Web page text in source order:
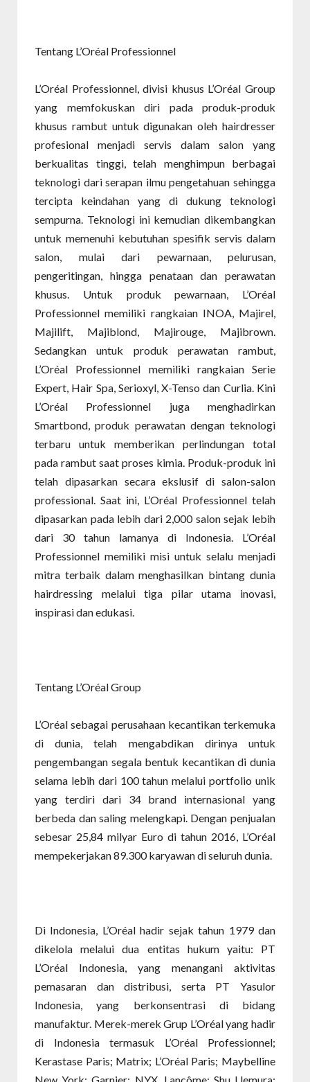
Tentang L’Oréal Professionnel
L’Oréal Professionnel, divisi khusus L’Oréal Group
yang memfokuskan diri pada produk-produk
khusus rambut untuk digunakan oleh hairdresser
profesional menjadi servis dalam salon yang
berkualitas tinggi, telah menghimpun berbagai
teknologi dari serapan ilmu pengetahuan sehingga
tercipta keindahan yang di dukung teknologi
sempurna. Teknologi ini kemudian dikembangkan
untuk memenuhi kebutuhan spesifik servis dalam
salon, mulai dari pewarnaan, pelurusan,
pengeritingan, hingga penataan dan perawatan
khusus. Untuk produk pewarnaan, L’Oréal
Professionnel memiliki rangkaian INOA, Majirel,
Majilift, Majiblond, Majirouge, Majibrown.
Sedangkan untuk produk perawatan rambut,
L’Oréal Professionnel memiliki rangkaian Serie
Expert, Hair Spa, Serioxyl, X-Tenso dan Curlia. Kini
L’Oréal Professionnel juga menghadirkan
Smartbond, produk perawatan dengan teknologi
terbaru untuk memberikan perlindungan total
pada rambut saat proses kimia. Produk-produk ini
telah dipasarkan secara ekslusif di salon-salon
professional. Saat ini, L’Oréal Professionnel telah
dipasarkan pada lebih dari 2,000 salon sejak lebih
dari 30 tahun lamanya di Indonesia. L’Oréal
Professionnel memiliki misi untuk selalu menjadi
mitra terbaik dalam menghasilkan bintang dunia
hairdressing melalui tiga pilar utama inovasi,
inspirasi dan edukasi.
Tentang L’Oréal Group
L’Oréal sebagai perusahaan kecantikan terkemuka
di dunia, telah mengabdikan dirinya untuk
pengembangan segala bentuk kecantikan di dunia
selama lebih dari 100 tahun melalui portfolio unik
yang terdiri dari 34 brand internasional yang
berbeda dan saling melengkapi. Dengan penjualan
sebesar 25,84 milyar Euro di tahun 2016, L’Oréal
mempekerjakan 89.300 karyawan di seluruh dunia.
Di Indonesia, L’Oréal hadir sejak tahun 1979 dan
dikelola melalui dua entitas hukum yaitu: PT
L’Oréal Indonesia, yang menangani aktivitas
pemasaran dan distribusi, serta PT Yasulor
Indonesia, yang berkonsentrasi di bidang
manufaktur. Merek-merek Grup L’Oréal yang hadir
di Indonesia termasuk L’Oréal Professionnel;
Kerastase Paris; Matrix; L’Oréal Paris; Maybelline